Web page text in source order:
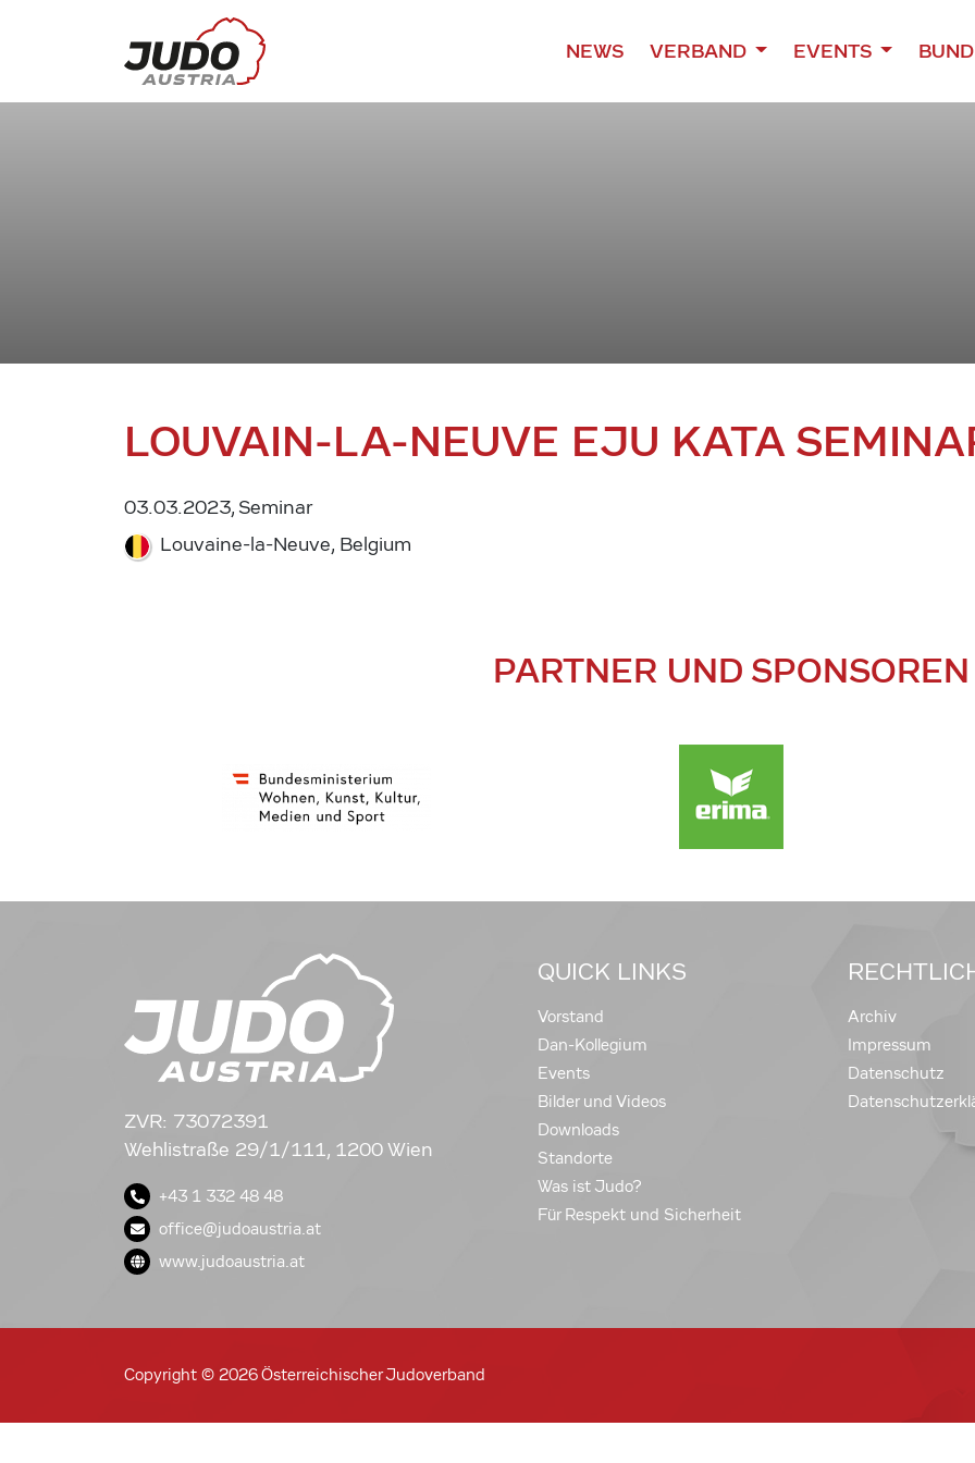
NEWS VERBAND EVENTS
LOUVAIN-LA-NEUVE EJU KATA
03.03.2023, Seminar
Louvaine-la-Neuve, Belgium
PARTNER UND SPONSOREN
ZVR: 73072391
Wehlistraße 29/1/111, 1200 Wien
+43 1 332 48 48
office@judoaustria.at
www.judoaustria.at
QUICK LINKS
Vorstand
Dan-Kollegium
Events
Bilder und Videos
Downloads
Standorte
Was ist Judo?
Für Respekt und Sicherheit
Archiv
Impressum
Datenschutz
Copyright © 2026 Österreichischer Judoverband